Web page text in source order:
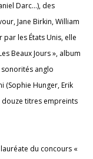
Darc…), des
Jane Birkin, William
les États Unis, elle
Beaux Jours », album
anglo
(Sophie Hunger, Erik
titres empreints
du concours «